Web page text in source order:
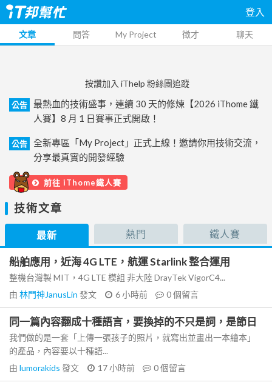
登入
文章 問答 My Project 徵才 聊天
按讚加入 iThelp 粉絲團追蹤
公告
最熱血的技術盛事，連續 30 天的修煉【2026 iThome 鐵
人賽】8 月 1 日賽事正式開啟！
公告
全新專區「My Project」正式上線！邀請你用技術交流，
分享最真實的開發經驗
前往 iThome鐵人賽
技術文章
最新 熱門 鐵人賽
船舶應用，近海 4G LTE，航運 Starlink 整合運用
整機台灣製 MIT，4G LTE 模組 非大陸 DrayTek VigorC4...
由 林門神JanusLin 發文 6 小時前 0個留言
同一篇內容翻成十種語言，要換掉的不只是詞，是節日
我們做的是一套「上傳一張孩子的照片，就寫出並畫出一本繪本」
的產品，內容要以十種語...
由 lumorakids 發文 17 小時前 0個留言